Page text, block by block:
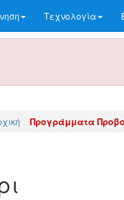
Τεχνολογία
Προγράμματα